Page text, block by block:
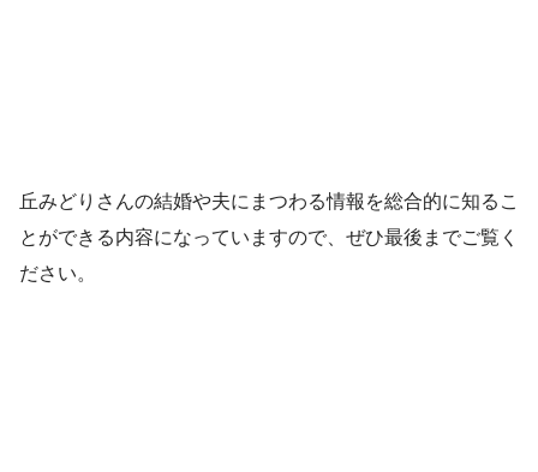
丘みどりさんの結婚や夫にまつわる情報を総合的に知るこ
とができる内容になっていますので、ぜひ最後までご覧く
ださい。